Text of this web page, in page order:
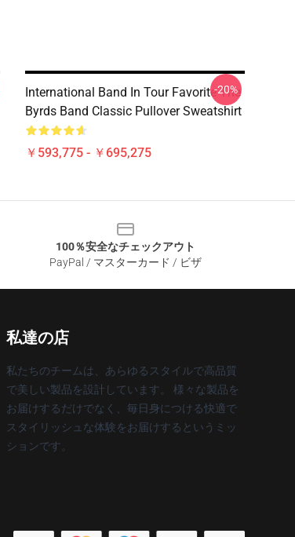
International Band In Tour Favorite The
Byrds Band Classic Pullover Sweatshirt
￥593,775 - ￥695,275
-20%
100％安全なチェックアウト
PayPal / マスターカード / ビザ
私達の店
私たちのチームは、あらゆるスタイルで高品質
で美しい製品を設計しています。 様々な製品を
お届けするだけでなく、毎日身につける快適で
スタイリッシュな体験をお届けするというミッ
ションです。